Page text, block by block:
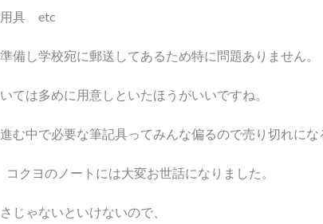
用具 etc
備し学校宛に郵送してあるため特に問題ありません。
ては多めに用意しといたほうがいいですね。
む中で必要な筆記具ってみんな偏るので売り切れにな
クヨのノートには大変お世話になりました。
じゃないといけないので、